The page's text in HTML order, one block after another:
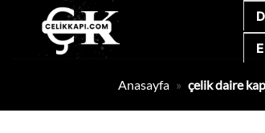
Anasayfa » çelik daire